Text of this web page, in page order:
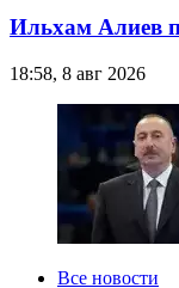
Ильхам Алиев
18:58, 8 авг 2026
Все новости